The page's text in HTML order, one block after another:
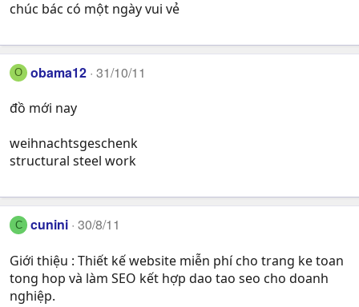
chúc bác có một ngày vui vẻ
O obama12 31/10/11
đồ mới nay
weihnachtsgeschenk
structural steel work
C cunini 30/8/11
Giới thiệu : Thiết kế website miễn phí cho trang ke toan
tong hop và làm SEO kết hợp dao tao seo cho doanh
nghiệp.